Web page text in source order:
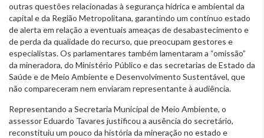
outras questões relacionadas à segurança hídrica e ambiental da
capital e da Região Metropolitana, garantindo um contínuo estado
de alerta em relação a eventuais ameaças de desabastecimento e
de perda da qualidade do recurso, que preocupam gestores e
especialistas. Os parlamentares também lamentaram a “omissão”
da mineradora, do Ministério Público e das secretarias de Estado da
Saúde e de Meio Ambiente e Desenvolvimento Sustentável, que
não compareceram nem enviaram representante à audiência.
Representando a Secretaria Municipal de Meio Ambiente, o
assessor Eduardo Tavares justificou a ausência do secretário,
reconstituiu um pouco da história da mineração no estado e